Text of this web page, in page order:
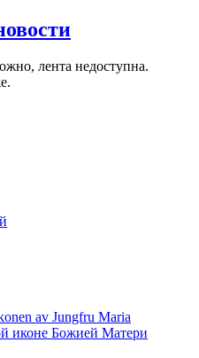
лента недоступна.
av Jungfru Maria
иконе Божией Матери